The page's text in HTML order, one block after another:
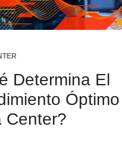
Determina El
Center?